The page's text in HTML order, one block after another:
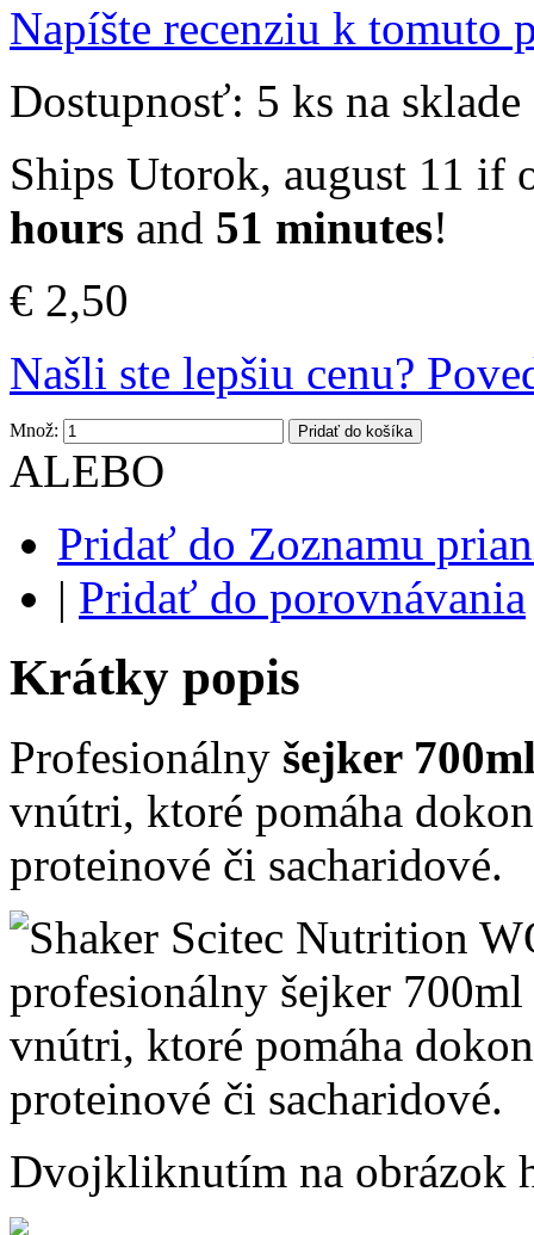
Napíšte recenziu k tomuto
Dostupnosť: 5 ks na sklade
Ships Utorok, august 11 if
hours and 51 minutes!
€ 2,50
Našli ste lepšiu cenu?
Množ: Pridať do košíka
ALEBO
Pridať do Zoznamu
| Pridať do porovnávania
Krátky popis
Profesionálny šejker
vnútri, ktoré pomáha
proteinové či sacharidové.
Dvojkliknutím na obrázok